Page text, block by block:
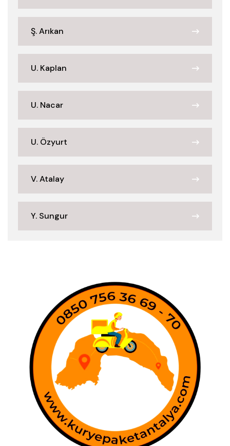
Ş. Arıkan
U. Kaplan
U. Nacar
U. Özyurt
V. Atalay
Y. Sungur